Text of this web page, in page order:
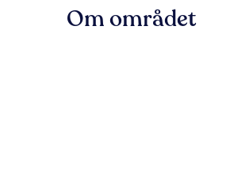
Om området